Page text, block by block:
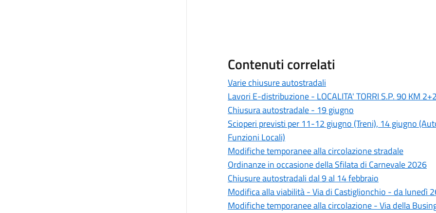
Contenuti correlati
Varie chiusure autostradali
Lavori E-distribuzione - LOCALITA' TORRI S.P. 90 KM
Chiusura autostradale - 19 giugno
Scioperi previsti per 11-12 giugno (Treni), 14 giugno
Funzioni Locali)
Modifiche temporanee alla circolazione stradale
Ordinanze in occasione della Sfilata di Carnevale 2026
Chiusure autostradali dal 9 al 14 febbraio
Modifica alla viabilità - Via di Castiglionchio - da lunedì
Modifiche temporanee alla circolazione - Via della